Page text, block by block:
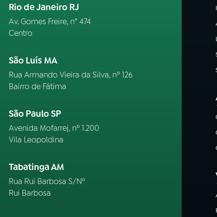
Rio de Janeiro RJ
Av. Gomes Freire, n° 474
Centro
São Luís MA
Rua Armando Vieira da Silva, nº 126
Bairro de Fátima
São Paulo SP
Avenida Mofarrej, nº 1.200
Vila Leopoldina
Tabatinga AM
Rua Rui Barbosa S/Nº
Rui Barbosa